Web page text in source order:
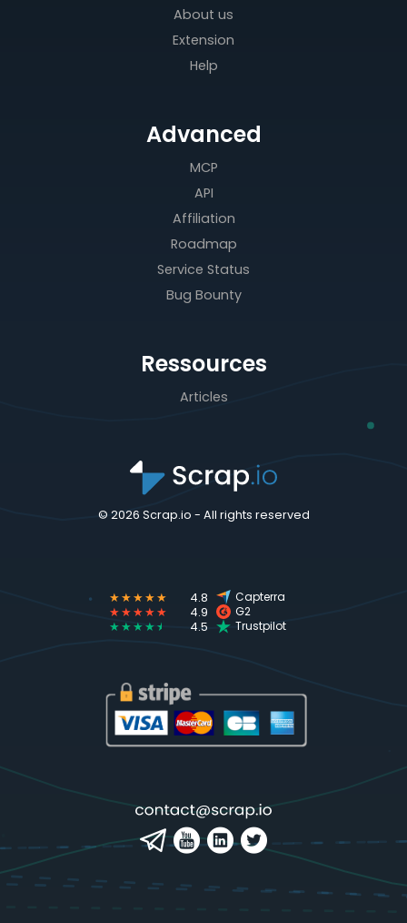
About us
Extension
Help
Advanced
MCP
API
Affiliation
Roadmap
Service Status
Bug Bounty
Ressources
Articles
© 2026 Scrap.io - All rights reserved
★★★★★ 4.8 Capterra
★★★★★ 4.9 G2
★★★★★ 4.5 Trustpilot